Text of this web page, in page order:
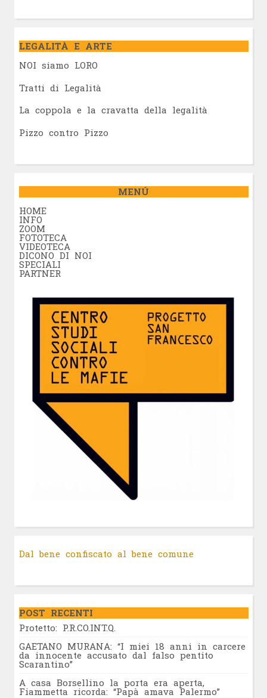
LEGALITÀ E ARTE
NOI siamo LORO
Tratti di Legalità
La coppola e la cravatta della legalità
Pizzo contro Pizzo
MENÚ
HOME
INFO
ZOOM
FOTOTECA
VIDEOTECA
DICONO DI NOI
SPECIALI
PARTNER
Dal bene confiscato al bene comune
POST RECENTI
Protetto: P.R.CO.INT.Q.
GAETANO MURANA: “I miei 18 anni in carcere
da innocente accusato dal falso pentito
Scarantino”
A casa Borsellino la porta era aperta,
Fiammetta ricorda: “Papà amava Palermo”